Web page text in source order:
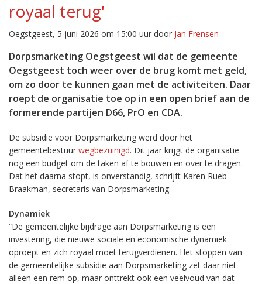
royaal terug'
Oegstgeest, 5 juni 2026 om 15:00 uur door Jan Frensen
Dorpsmarketing Oegstgeest wil dat de gemeente
Oegstgeest toch weer over de brug komt met geld,
om zo door te kunnen gaan met de activiteiten. Daar
roept de organisatie toe op in een open brief aan de
formerende partijen D66, PrO en CDA.
De subsidie voor Dorpsmarketing werd door het
gemeentebestuur wegbezuinigd. Dit jaar krijgt de organisatie
nog een budget om de taken af te bouwen en over te dragen.
Dat het daarna stopt, is onverstandig, schrijft Karen Rueb-
Braakman, secretaris van Dorpsmarketing.
Dynamiek
“De gemeentelijke bijdrage aan Dorpsmarketing is een
investering, die nieuwe sociale en economische dynamiek
oproept en zich royaal moet terugverdienen. Het stoppen van
de gemeentelijke subsidie aan Dorpsmarketing zet daar niet
alleen een rem op, maar onttrekt ook een veelvoud van dat